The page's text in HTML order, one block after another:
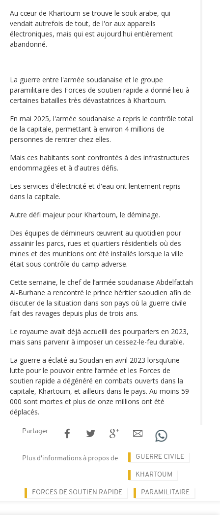
Au cœur de Khartoum se trouve le souk arabe, qui
vendait autrefois de tout, de l'or aux appareils
électroniques, mais qui est aujourd'hui entièrement
abandonné.
La guerre entre l'armée soudanaise et le groupe
paramilitaire des Forces de soutien rapide a donné lieu à
certaines batailles très dévastatrices à Khartoum.
En mai 2025, l'armée soudanaise a repris le contrôle total
de la capitale, permettant à environ 4 millions de
personnes de rentrer chez elles.
Mais ces habitants sont confrontés à des infrastructures
endommagées et à d'autres défis.
Les services d'électricité et d'eau ont lentement repris
dans la capitale.
Autre défi majeur pour Khartoum, le déminage.
Des équipes de démineurs œuvrent au quotidien pour
assainir les parcs, rues et quartiers résidentiels où des
mines et des munitions ont été installés lorsque la ville
était sous contrôle du camp adverse.
Cette semaine, le chef de l’armée soudanaise Abdelfattah
Al-Burhane a rencontré le prince héritier saoudien afin de
discuter de la situation dans son pays où la guerre civile
fait des ravages depuis plus de trois ans.
Le royaume avait déjà accueilli des pourparlers en 2023,
mais sans parvenir à imposer un cessez-le-feu durable.
La guerre a éclaté au Soudan en avril 2023 lorsqu’une
lutte pour le pouvoir entre l’armée et les Forces de
soutien rapide a dégénéré en combats ouverts dans la
capitale, Khartoum, et ailleurs dans le pays. Au moins 59
000 sont mortes et plus de onze millions ont été
déplacés.
Partager
Plus d'informations à propos de GUERRE CIVILE
KHARTOUM
FORCES DE SOUTIEN RAPIDE PARAMILITAIRE